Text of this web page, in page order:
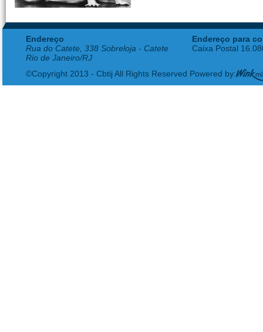
Endereço
Rua do Catete, 338 Sobreloja - Catete
Rio de Janeiro/RJ
Endereço para
Caixa Postal
©Copyright 2013 - Cbtij All Rights Reserved Powered by: